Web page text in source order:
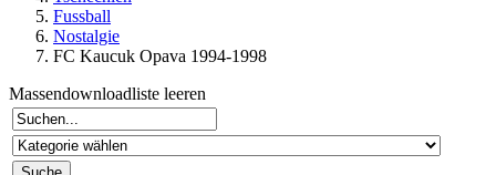
Fussball
Nostalgie
FC Kaucuk Opava 1994-1998
Massendownloadliste leeren